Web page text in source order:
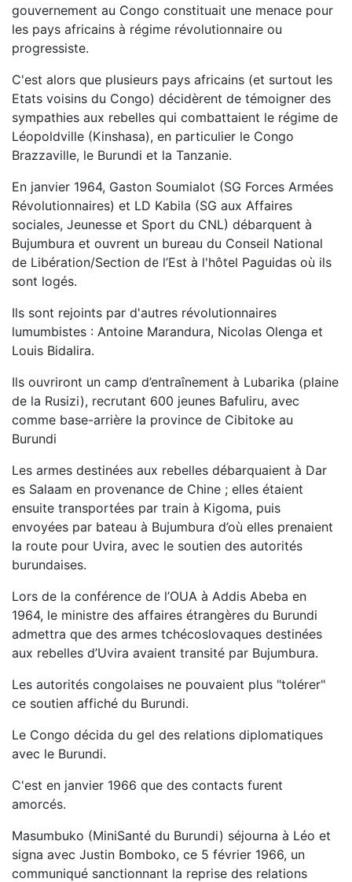
gouvernement au Congo constituait une menace pour
les pays africains à régime révolutionnaire ou
progressiste.
C'est alors que plusieurs pays africains (et surtout les
Etats voisins du Congo) décidèrent de témoigner des
sympathies aux rebelles qui combattaient le régime de
Léopoldville (Kinshasa), en particulier le Congo
Brazzaville, le Burundi et la Tanzanie.
En janvier 1964, Gaston Soumialot (SG Forces Armées
Révolutionnaires) et LD Kabila (SG aux Affaires
sociales, Jeunesse et Sport du CNL) débarquent à
Bujumbura et ouvrent un bureau du Conseil National
de Libération/Section de l’Est à l'hôtel Paguidas où ils
sont logés.
Ils sont rejoints par d'autres révolutionnaires
lumumbistes : Antoine Marandura, Nicolas Olenga et
Louis Bidalira.
Ils ouvriront un camp d’entraînement à Lubarika (plaine
de la Rusizi), recrutant 600 jeunes Bafuliru, avec
comme base-arrière la province de Cibitoke au
Burundi
Les armes destinées aux rebelles débarquaient à Dar
es Salaam en provenance de Chine ; elles étaient
ensuite transportées par train à Kigoma, puis
envoyées par bateau à Bujumbura d’où elles prenaient
la route pour Uvira, avec le soutien des autorités
burundaises.
Lors de la conférence de l’OUA à Addis Abeba en
1964, le ministre des affaires étrangères du Burundi
admettra que des armes tchécoslovaques destinées
aux rebelles d’Uvira avaient transité par Bujumbura.
Les autorités congolaises ne pouvaient plus "tolérer"
ce soutien affiché du Burundi.
Le Congo décida du gel des relations diplomatiques
avec le Burundi.
C'est en janvier 1966 que des contacts furent
amorcés.
Masumbuko (MiniSanté du Burundi) séjourna à Léo et
signa avec Justin Bomboko, ce 5 février 1966, un
communiqué sanctionnant la reprise des relations